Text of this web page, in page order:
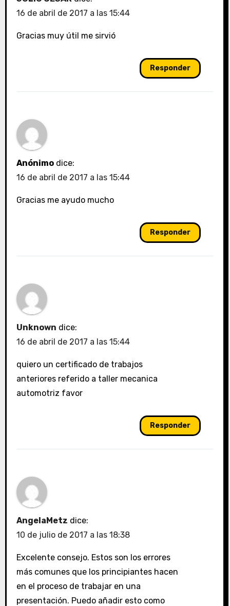
16 de abril de 2017 a las 15:44
Gracias muy útil me sirvió
Responder
Anónimo dice:
16 de abril de 2017 a las 15:44
Gracias me ayudo mucho
Responder
Unknown dice:
16 de abril de 2017 a las 15:44
quiero un certificado de trabajos
anteriores referido a taller mecanica
automotriz favor
Responder
AngelaMetz dice:
10 de julio de 2017 a las 18:38
Excelente consejo. Estos son los errores
más comunes que los principiantes hacen
en el proceso de trabajar en una
presentación. Puedo añadir esto como